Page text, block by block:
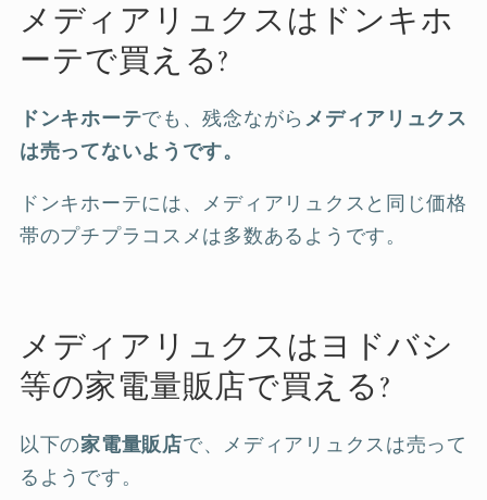
メディアリュクスはドンキホ
ーテで買える?
ドンキホーテでも、残念ながら メディアリュクス
は売ってないようです。
ドンキホーテには、メディアリュクスと同じ価格
帯のプチプラコスメは多数あるようです。
メディアリュクスはヨドバシ
等の家電量販店で買える?
以下の家電量販店で、メディアリュクスは売って
るようです。